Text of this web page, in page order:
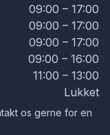
09:00 – 17:00
09:00 – 17:00
09:00 – 17:00
09:00 – 16:00
11:00 – 13:00
Lukket
os gerne for en